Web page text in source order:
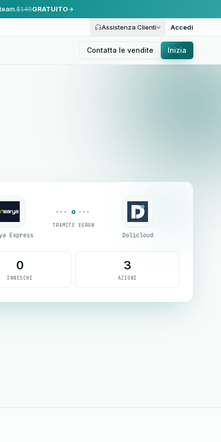
$149GRATUITO
Assistenza Clienti Accedi
Contatta le vendite Inizia
Express
TRAMITE EGROW
Dolicloud
0
INNESCHI
3
AZIONI